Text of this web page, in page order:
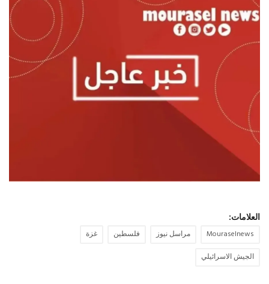
رياضة
فيديو
العلامات:
Mouraselnews مراسل نيوز فلسطين
غزة
الجيش الاسرائيلي